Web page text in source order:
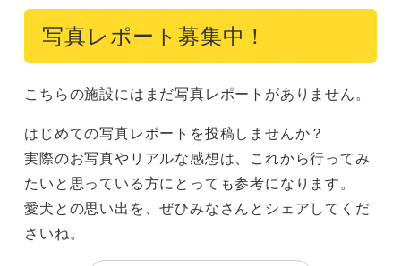
写真レポート募集中！
こちらの施設にはまだ写真レポートがありません。
はじめての写真レポートを投稿しませんか？
実際のお写真やリアルな感想は、これから行ってみ
たいと思っている方にとっても参考になります。
愛犬との思い出を、ぜひみなさんとシェアしてくだ
さいね。